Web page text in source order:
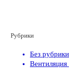
Рубрики
Без
Вентиляция